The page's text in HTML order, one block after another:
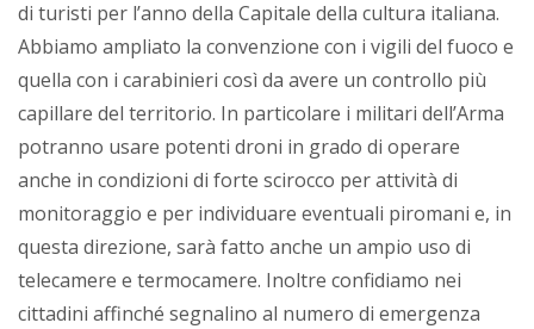
di turisti per l’anno della Capitale della cultura italiana.
Abbiamo ampliato la convenzione con i vigili del fuoco e
quella con i carabinieri così da avere un controllo più
capillare del territorio. In particolare i militari dell’Arma
potranno usare potenti droni in grado di operare
anche in condizioni di forte scirocco per attività di
monitoraggio e per individuare eventuali piromani e, in
questa direzione, sarà fatto anche un ampio uso di
telecamere e termocamere. Inoltre confidiamo nei
cittadini affinché segnalino al numero di emergenza